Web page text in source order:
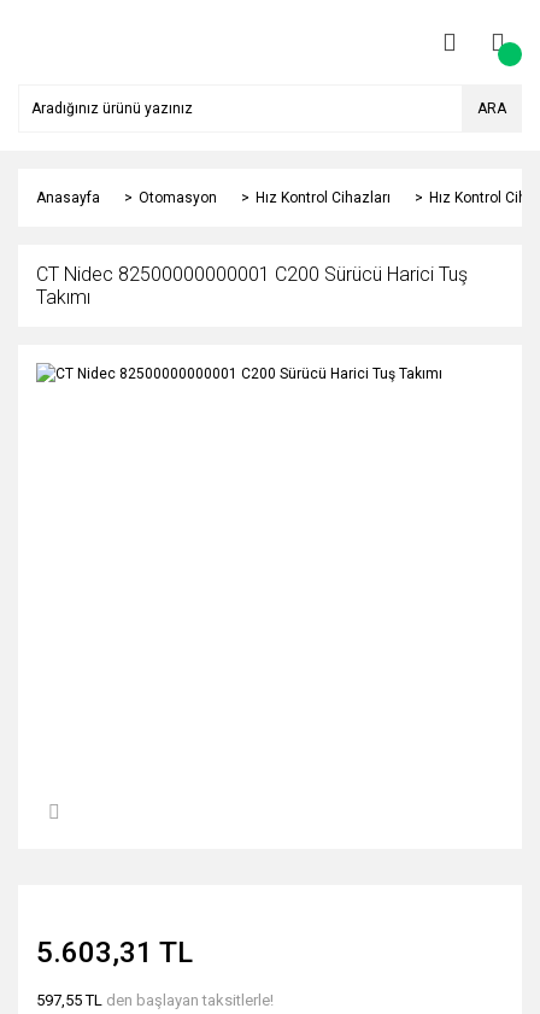
ARA
Anasayfa Otomasyon Hız Kontrol Cihazları Hız Kontrol
CT Nidec 82500000000001 C200 Sürücü Harici Tuş
Takımı
5.603,31 TL
597,55 TL den başlayan taksitlerle!